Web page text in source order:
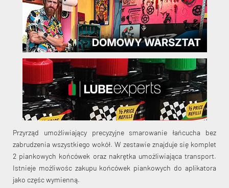
KryptoFlex Key Cable
34,90 zł* 89,00 zł*
Przyrząd umożliwiający precyzyjne smarowanie łańcucha bez
zabrudzenia wszystkiego wokół. W zestawie znajduje się komplet
2 piankowych końcówek oraz nakrętka umożliwiająca transport.
Istnieje możliwośc zakupu końcówek piankowych do aplikatora
jako częśc wymienną.